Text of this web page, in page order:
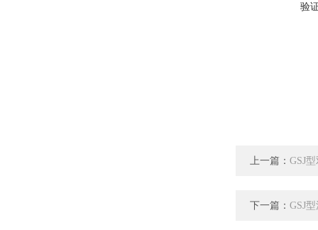
验
上一篇： GSJ
下一篇： GSJ